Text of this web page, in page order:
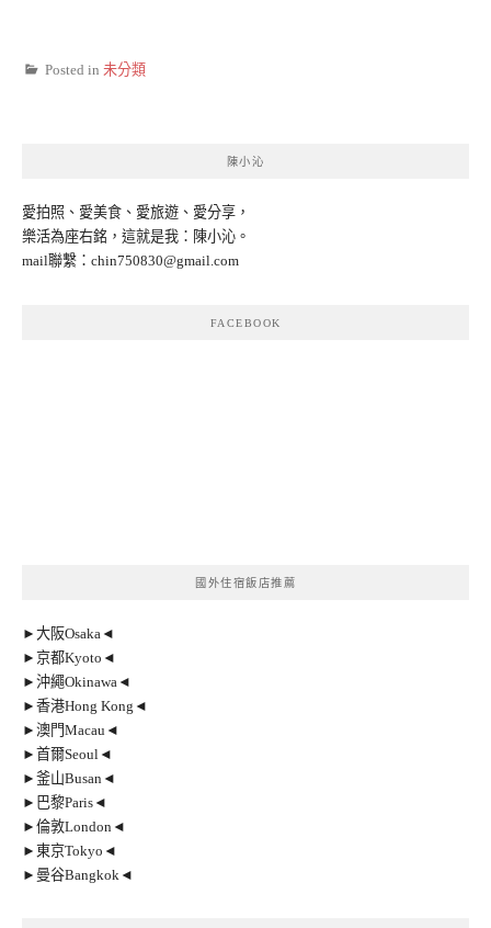
Posted in 未分類
陳小沁
愛拍照、愛美食、愛旅遊、愛分享，
樂活為座右銘，這就是我：陳小沁。
mail聯繫： chin750830@gmail.com
FACEBOOK
國外住宿飯店推薦
►大阪Osaka◄
►京都Kyoto◄
►沖繩Okinawa◄
►香港Hong Kong◄
►澳門Macau◄
►首爾Seoul◄
►釜山Busan◄
►巴黎Paris◄
►倫敦London◄
►東京Tokyo◄
►曼谷Bangkok◄